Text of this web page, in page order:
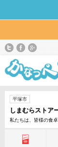
平塚市
しまむらストア
私たちは、皆様の食